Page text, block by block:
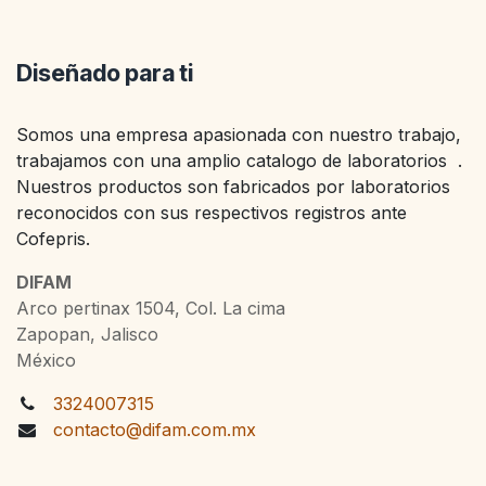
Diseñado para ti
Somos una empresa apasionada con nuestro trabajo,
trabajamos con una amplio catalogo de laboratorios .
Nuestros productos son fabricados por laboratorios
reconocidos con sus respectivos registros ante
Cofepris.
DIFAM
Arco pertinax 1504, Col. La cima
Zapopan, Jalisco
México
3324007315
contacto@difam.com.mx